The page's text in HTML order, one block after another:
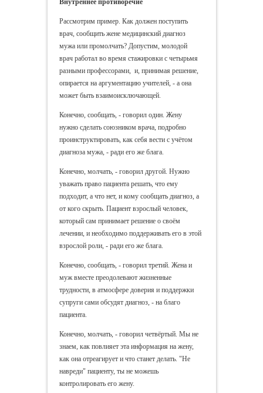
Внутреннее противоречие
Рассмотрим пример. Как должен поступить
врач, сообщить жене медицинский диагноз
мужа или промолчать? Допустим, молодой
врач работал во время стажировки с четырьмя
разными профессорами, и, принимая решение,
опирается на аргументацию учителей, - а она
может быть взаимоисключающей.
Конечно, сообщать, - говорил один. Жену
нужно сделать союзником врача, подробно
проинструктировать, как себя вести с учётом
диагноза мужа, - ради его же блага.
Конечно, молчать, - говорил другой. Нужно
уважать право пациента решать, что ему
подходит, а что нет, и кому сообщать диагноз, а
от кого скрыть. Пациент взрослый человек,
который сам принимает решение о своём
лечении, и необходимо поддерживать его в этой
взрослой роли, - ради его же блага.
Конечно, сообщать, - говорил третий. Жена и
муж вместе преодолевают жизненные
трудности, в атмосфере доверия и поддержки
супруги сами обсудят диагноз, - на благо
пациента.
Конечно, молчать, - говорил четвёртый. Мы не
знаем, как повлияет эта информация на жену,
как она отреагирует и что станет делать. "Не
навреди" пациенту, ты не можешь
контролировать его жену.